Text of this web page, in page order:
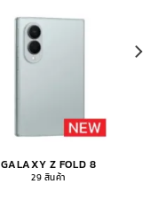
GALAXY Z FOLD 8
29 สินค้า